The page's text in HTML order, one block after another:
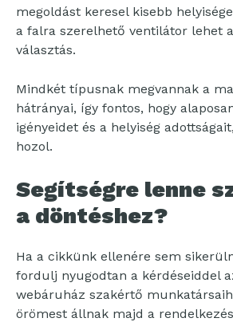
megoldást keresel kisebb
a falra szerelhető ventilátor lehet
választás.
Mindkét típusnak megvannak a
hátrányai, így fontos, hogy
igényeidet és a helyiség
hozol.
Segítségre lenne
a döntéshez?
Ha a cikkünk ellenére sem
fordulj nyugodtan a kérdéseiddel
webáruház szakértő
örömest állnak majd a